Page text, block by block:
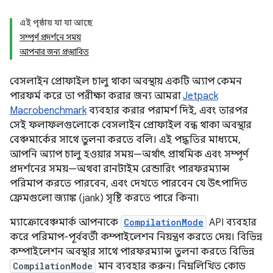
এই পৃষ্ঠায় যা যা আছে
সম্পূর্ণ প্রদর্শনে সময়
আপনার জন্য প্রস্তাবিত
বেসলাইন প্রোফাইল চালু থাকা অবস্থায় একটি অ্যাপ কেমন
পারফর্ম করে তা পরীক্ষা করার জন্য আমরাJetpack
Macrobenchmarkব্যবহার করার পরামর্শ দিই, এবং তারপর
সেই ফলাফলগুলোকে বেসলাইন প্রোফাইল বন্ধ থাকা অবস্থার
বেঞ্চমার্কের সাথে তুলনা করতে বলি। এই পদ্ধতির মাধ্যমে,
আপনি অ্যাপ চালু হওয়ার সময়—অর্থাৎ প্রাথমিক এবং সম্পূর্ণ
প্রদর্শনের সময়—অথবা রানটাইম রেন্ডারিং পারফরম্যান্স
পরিমাপ করতে পারবেন, এবং দেখতে পারবেন যে উৎপাদিত
ফ্রেমগুলো জ্যাঙ্ক (jank) সৃষ্টি করতে পারে কিনা।
ম্যাক্রোবেঞ্চমার্ক আপনাকে CompilationMode API ব্যবহার
করে পরিমাপ-পূর্ববর্তী কম্পাইলেশন নিয়ন্ত্রণ করতে দেয়। বিভিন্ন
কম্পাইলেশন অবস্থার সাথে পারফরম্যান্স তুলনা করতে বিভিন্ন
CompilationMode মান ব্যবহার করুন। নিম্নলিখিত কোড